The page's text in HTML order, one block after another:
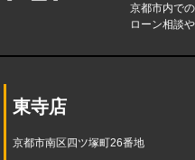
京都市内で
ローン相談
東寺店
京都市南区四ツ塚町26番地